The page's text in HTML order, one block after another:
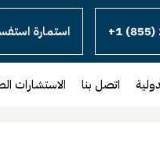
استمارة
الاستشارات اتصل بنا